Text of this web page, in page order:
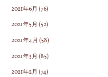
2021年6月 (76)
2021年5月 (52)
2021年4月 (58)
2021年3月 (85)
2021年2月 (74)